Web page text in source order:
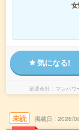
気になる!
派遣会社 マンパ
未読 掲載日 2026/